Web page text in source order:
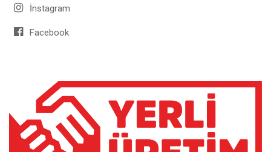
İnstagram
Facebook